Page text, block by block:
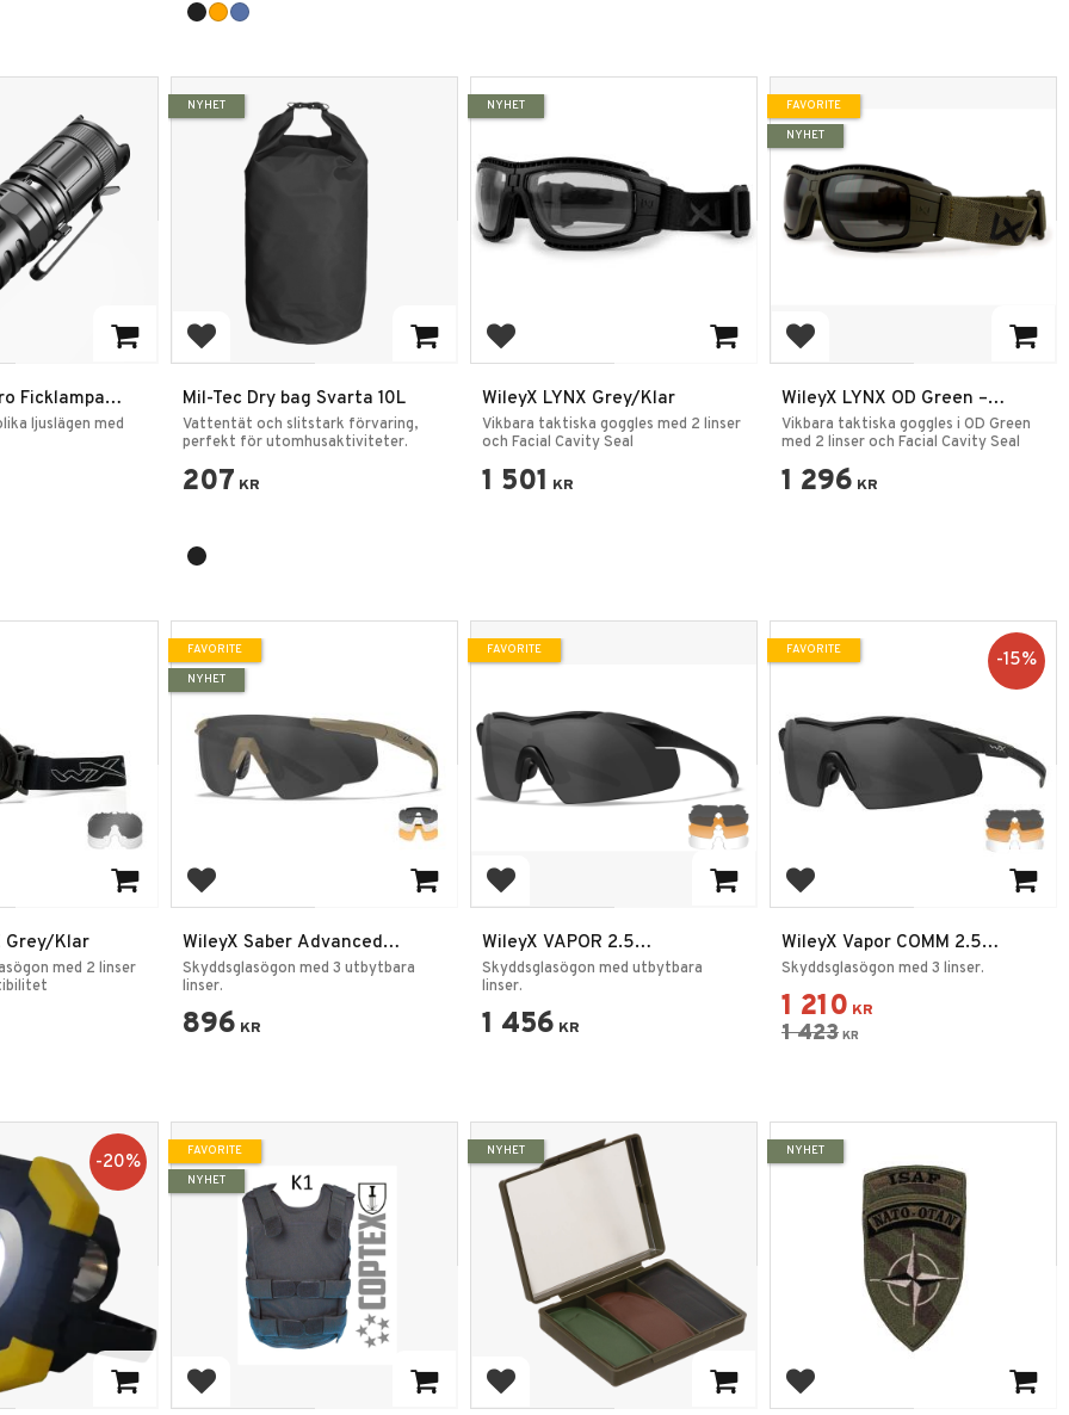
Ficklampa
ljuslägen med
Add to favorites
Mil-Tec Dry bag Svarta 10L
Vattentät och slitstark förvaring,
perfekt för utomhusaktiviteter.
207 KR
NYHET
Add to favorites
WileyX LYNX Grey/Klar
Vikbara taktiska goggles med 2 linser
och Facial Cavity Seal
1 501 KR
NYHET
Add to favorites
WileyX LYNX OD Green –
Grå/Klara Linser
Vikbara taktiska goggles i OD Green
med 2 linser och Facial Cavity Seal
1 296 KR
FAVORITE
NYHET
Grey/Klar
med 2 linser
Add to favorites
WileyX Saber Advanced
Grey/Clear/Light Rust
Skyddsglasögon med 3 utbytbara
linser.
896 KR
FAVORITE
NYHET
Add to favorites
WileyX VAPOR 2.5
Grå/Klar/Ljus Rost
Skyddsglasögon med utbytbara
linser.
1 456 KR
FAVORITE
Add to favorites
WileyX Vapor COMM 2.5
Smoke/Clear/Rust
Skyddsglasögon med 3 linser.
1 210 KR
1 423 KR
15%
FAVORITE
20%
Add to favorites
FAVORITE
NYHET
Add to favorites
NYHET
Add to favorites
NYHET